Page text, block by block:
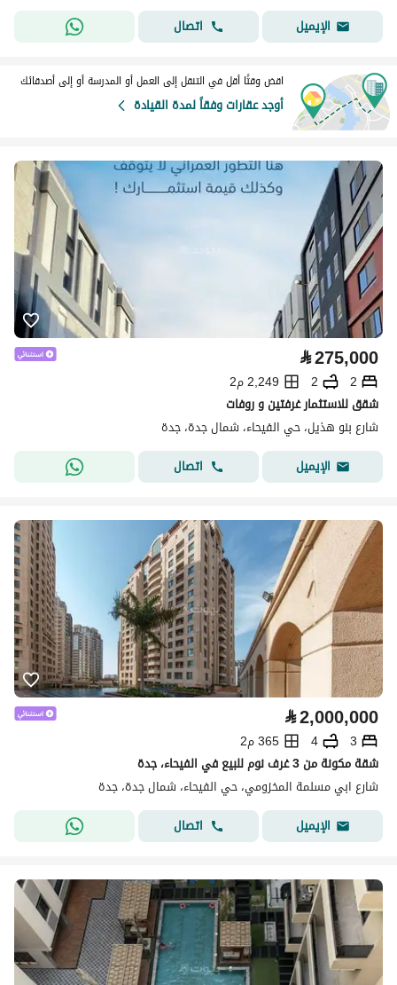
الإيميل
اتصال
اقض وقتًا أقل في التنقل إلى العمل أو المدرسة أو إلى أصدقائك
أوجد عقارات وفقاً لمدة القيادة
⃁275,000
2
2
2,249 م2
شقق للاستثمار غرفتين و روفات
شارع بنو هذيل، حي الفيحاء، شمال جدة، جدة
الإيميل
اتصال
⃁2,000,000
3
4
365 م2
شقة مكونة من 3 غرف نوم للبيع في الفيحاء، جدة
شارع ابي مسلمة المخزومي، حي الفيحاء، شمال جدة، جدة
الإيميل
اتصال